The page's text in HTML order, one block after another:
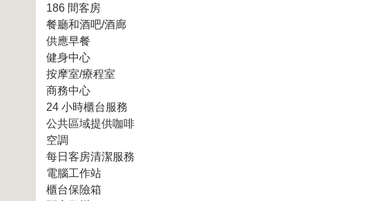
186 間客房
餐廳和酒吧/酒廊
供應早餐
健身中心
按摩室/療程室
商務中心
24 小時櫃台服務
公共區域提供咖啡
空調
每日客房清潔服務
電腦工作站
櫃台保險箱